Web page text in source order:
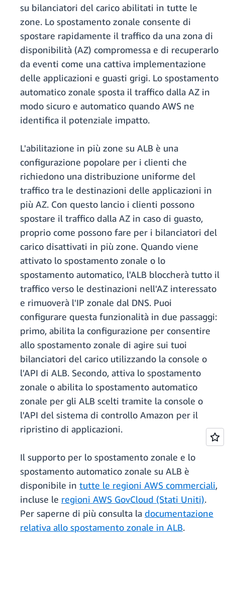
su bilanciatori del carico abilitati in tutte le
zone. Lo spostamento zonale consente di
spostare rapidamente il traffico da una zona di
disponibilità (AZ) compromessa e di recuperarlo
da eventi come una cattiva implementazione
delle applicazioni e guasti grigi. Lo spostamento
automatico zonale sposta il traffico dalla AZ in
modo sicuro e automatico quando AWS ne
identifica il potenziale impatto.
L'abilitazione in più zone su ALB è una
configurazione popolare per i clienti che
richiedono una distribuzione uniforme del
traffico tra le destinazioni delle applicazioni in
più AZ. Con questo lancio i clienti possono
spostare il traffico dalla AZ in caso di guasto,
proprio come possono fare per i bilanciatori del
carico disattivati in più zone. Quando viene
attivato lo spostamento zonale o lo
spostamento automatico, l'ALB bloccherà tutto il
traffico verso le destinazioni nell'AZ interessato
e rimuoverà l'IP zonale dal DNS. Puoi
configurare questa funzionalità in due passaggi:
primo, abilita la configurazione per consentire
allo spostamento zonale di agire sui tuoi
bilanciatori del carico utilizzando la console o
l'API di ALB. Secondo, attiva lo spostamento
zonale o abilita lo spostamento automatico
zonale per gli ALB scelti tramite la console o
l'API del sistema di controllo Amazon per il
ripristino di applicazioni.
Il supporto per lo spostamento zonale e lo
spostamento automatico zonale su ALB è
disponibile in tutte le regioni AWS commerciali,
incluse le regioni AWS GovCloud (Stati Uniti).
Per saperne di più consulta la documentazione
relativa allo spostamento zonale in ALB.